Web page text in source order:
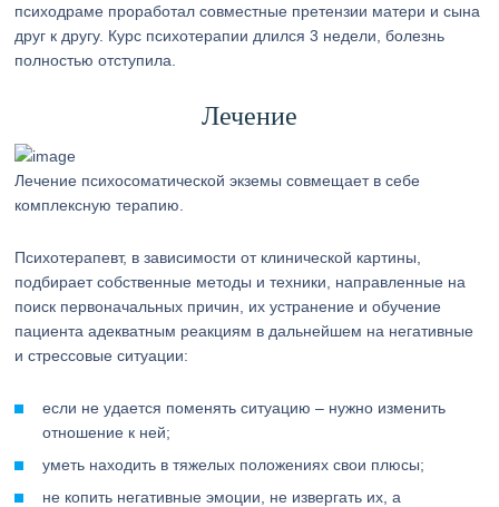
психодраме проработал совместные претензии матери и сына
друг к другу. Курс психотерапии длился 3 недели, болезнь
полностью отступила.
Лечение
Лечение психосоматической экземы совмещает в себе
комплексную терапию.
Психотерапевт, в зависимости от клинической картины,
подбирает собственные методы и техники, направленные на
поиск первоначальных причин, их устранение и обучение
пациента адекватным реакциям в дальнейшем на негативные
и стрессовые ситуации:
если не удается поменять ситуацию – нужно изменить
отношение к ней;
уметь находить в тяжелых положениях свои плюсы;
не копить негативные эмоции, не извергать их, а